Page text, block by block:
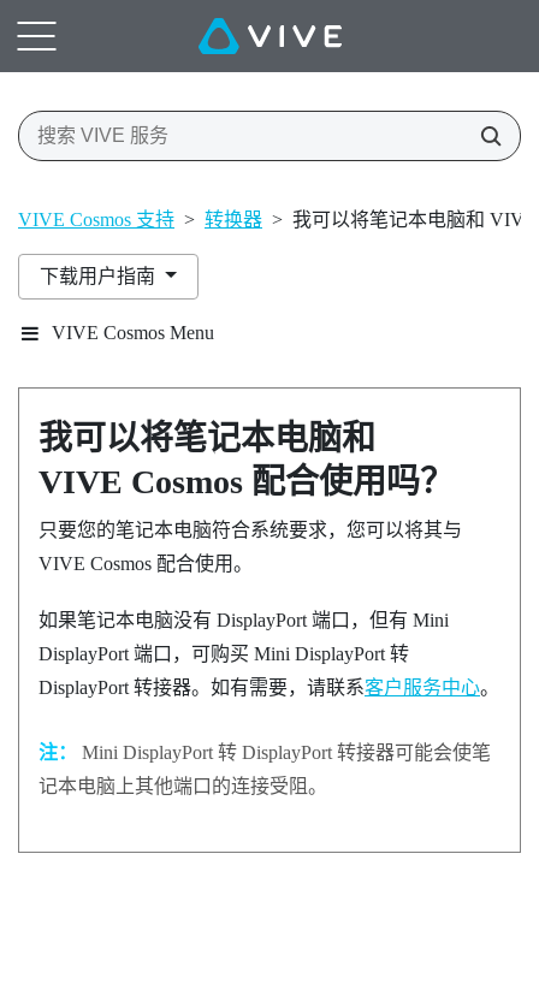
VIVE Cosmos 支持 > 转换器 > 我可以将笔记本电脑和 VIVE
下载用户指南
VIVE Cosmos Menu
我可以将笔记本电脑和
VIVE Cosmos 配合使用吗？
只要您的笔记本电脑符合系统要求，您可以将其与
VIVE Cosmos 配合使用。
如果笔记本电脑没有 DisplayPort 端口，但有 Mini
DisplayPort 端口，可购买 Mini DisplayPort 转
DisplayPort 转接器。如有需要，请联系客户服务中心。
注： Mini DisplayPort 转 DisplayPort 转接器可能会使笔
记本电脑上其他端口的连接受阻。